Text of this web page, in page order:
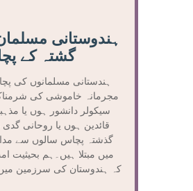
ہندوستانی
گشتہ کے
ہندستانی مسلمانوں کی
مجرمانہ خاموشی کی
سیکولر دانشور ہوں یا
قائدین ہوں یا روحانی
گذشتہ پچاس سالوں سے
میں مبتلا ہیں۔ہم بحیثیت